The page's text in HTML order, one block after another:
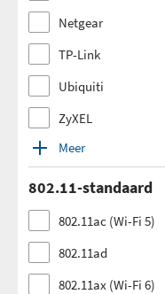
Netgear
TP-Link
Ubiquiti
ZyXEL
Meer
802.11-standaard
802.11ac (Wi-Fi 5)
802.11ad
802.11ax (Wi-Fi 6)